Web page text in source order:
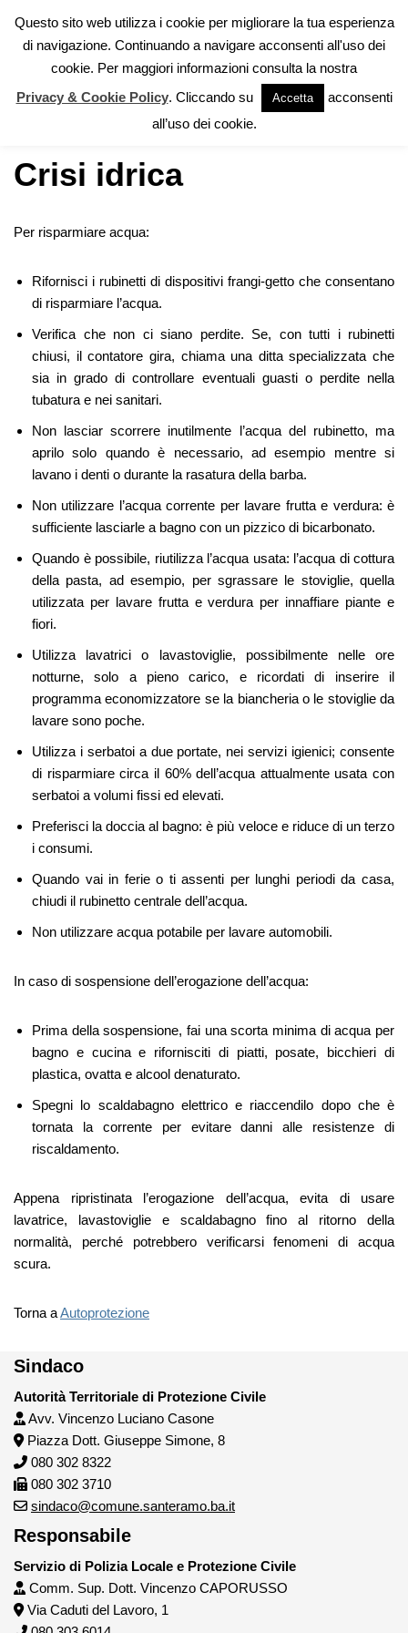
Vai
contenuto
»Crisi idrica
Crisi idrica
Per risparmiare acqua:
Rifornisci i rubinetti di dispositivi frangi-getto che consentano
di risparmiare l’acqua.
Verifica che non ci siano perdite. Se, con tutti i rubinetti
chiusi, il contatore gira, chiama una ditta specializzata che
sia in grado di controllare eventuali guasti o perdite nella
tubatura e nei sanitari.
Non lasciar scorrere inutilmente l’acqua del rubinetto, ma
aprilo solo quando è necessario, ad esempio mentre si
lavano i denti o durante la rasatura della barba.
Non utilizzare l’acqua corrente per lavare frutta e verdura: è
sufficiente lasciarle a bagno con un pizzico di bicarbonato.
Quando è possibile, riutilizza l’acqua usata: l’acqua di cottura
della pasta, ad esempio, per sgrassare le stoviglie, quella
utilizzata per lavare frutta e verdura per innaffiare piante e
fiori.
Utilizza lavatrici o lavastoviglie, possibilmente nelle ore
notturne, solo a pieno carico, e ricordati di inserire il
programma economizzatore se la biancheria o le stoviglie da
lavare sono poche.
Utilizza i serbatoi a due portate, nei servizi igienici; consente
di risparmiare circa il 60% dell’acqua attualmente usata con
serbatoi a volumi fissi ed elevati.
Preferisci la doccia al bagno: è più veloce e riduce di un terzo
i consumi.
Quando vai in ferie o ti assenti per lunghi periodi da casa,
chiudi il rubinetto centrale dell’acqua.
Non utilizzare acqua potabile per lavare automobili.
In caso di sospensione dell’erogazione dell’acqua:
Prima della sospensione, fai una scorta minima di acqua per
bagno e cucina e rifornisciti di piatti, posate, bicchieri di
plastica, ovatta e alcool denaturato.
Spegni lo scaldabagno elettrico e riaccendilo dopo che è
tornata la corrente per evitare danni alle resistenze di
riscaldamento.
Appena ripristinata l’erogazione dell’acqua, evita di usare
lavatrice, lavastoviglie e scaldabagno fino al ritorno della
normalità, perché potrebbero verificarsi fenomeni di acqua
scura.
Torna aAutoprotezione
Sindaco
Autorità Territoriale di Protezione Civile
Avv. Vincenzo Luciano Casone
Piazza Dott. Giuseppe Simone, 8
080 302 8322
080 302 3710
sindaco@comune.santeramo.ba.it
Responsabile
Servizio di Polizia Locale e Protezione Civile
Comm. Sup. Dott. Vincenzo CAPORUSSO
Via Caduti del Lavoro, 1
Questo sito web utilizza i cookie per migliorare la tua esperienza
di navigazione. Continuando a navigare acconsenti all'uso dei
cookie. Per maggiori informazioni consulta la nostra
Privacy & Cookie Policy. Cliccando su Accetta
acconsenti
all’uso dei cookie.